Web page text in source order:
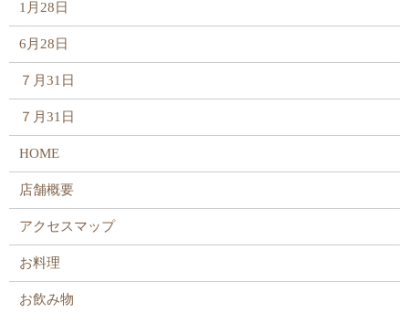
1月28日
6月28日
７月31日
７月31日
HOME
店舗概要
アクセスマップ
お料理
お飲み物